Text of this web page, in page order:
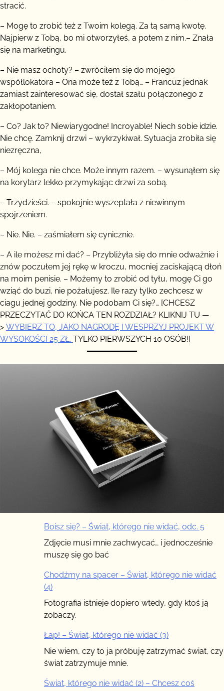
stracić.
– Mogę to zrobić też z Twoim kolegą. Za tą samą kwotę.
Najpierw z Tobą, bo mi otworzyłeś, a potem z nim.– Znała
się na marketingu.
– Nie masz ochoty? – zwróciłem się do mojego
współlokatora – Ona może też z Tobą… – Francuz jednak
zamiast zainteresować się, dostał szału połączonego z
zakłopotaniem.
– Co? Jak to? Niewiarygodne! Incroyable! Niech sobie idzie.
Nie chcę. Zamknij drzwi – wykrzykiwał. Sytuacja zrobiła się
niezręczna,
– Mój kolega nie chce. Może innym razem. – wysunąłem się
na korytarz lekko przymykając drzwi za sobą.
– Trzydzieści. – spokojnie wyszeptała z niewinnym
spojrzeniem.
– Nie. Nie. – zaśmiałem się cynicznie.
– A ile możesz mi dać? – Przybliżyła się do mnie odważnie i
znów poczułem jej rękę w kroczu, mocniej zaciskającą dłoń
na moim penisie. – Możemy to zrobić od tyłu, mogę Ci go
wziąć do buzi, nie pożałujesz. Ile razy tylko zechcesz w
ciagu jednej godziny. Nie podobam Ci się?… [CHCESZ
PRZECZYTAĆ DO KOŃCA TEN ROZDZIAŁ? KLIKNIJ TU —
> WYBIERZ TO, JAKO NAGRODĘ I WESPRZYJ PROJEKT W
WYSOKOŚCI 25 ZŁ. TYLKO PIERWSZYCH 10 OSÓB!]
Boisz się? – Świat, którego nie widać, odc. 5
Zdjęcie musi mnie zachwycać… i jednocześnie
muszę się go bać
Chodźmy na spacer – Świat, którego nie widać
(4)
Fotografia istnieje dopiero wtedy, gdy ktoś ją
zobaczy.
Łap! – Świat, którego nie widać (3)
Nie wiem, czy to ja próbuję zatrzymać świat, czy
świat zatrzymuje mnie.
Świat, którego nie widać (2) – Chcesz coś